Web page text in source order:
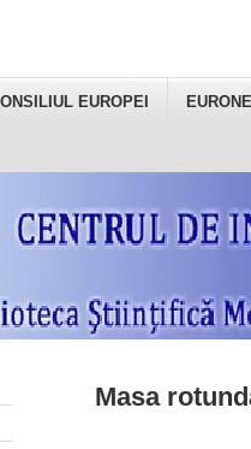
EUROPEI
Masa